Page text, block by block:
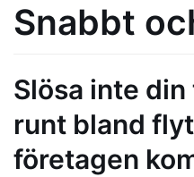
Snabbt
Slösa inte
runt bland
företagen